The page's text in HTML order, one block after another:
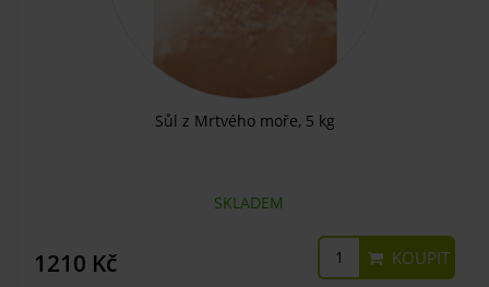
Sůl z Mrtvého moře, 5 kg
SKLADEM
1210 Kč KOUPIT